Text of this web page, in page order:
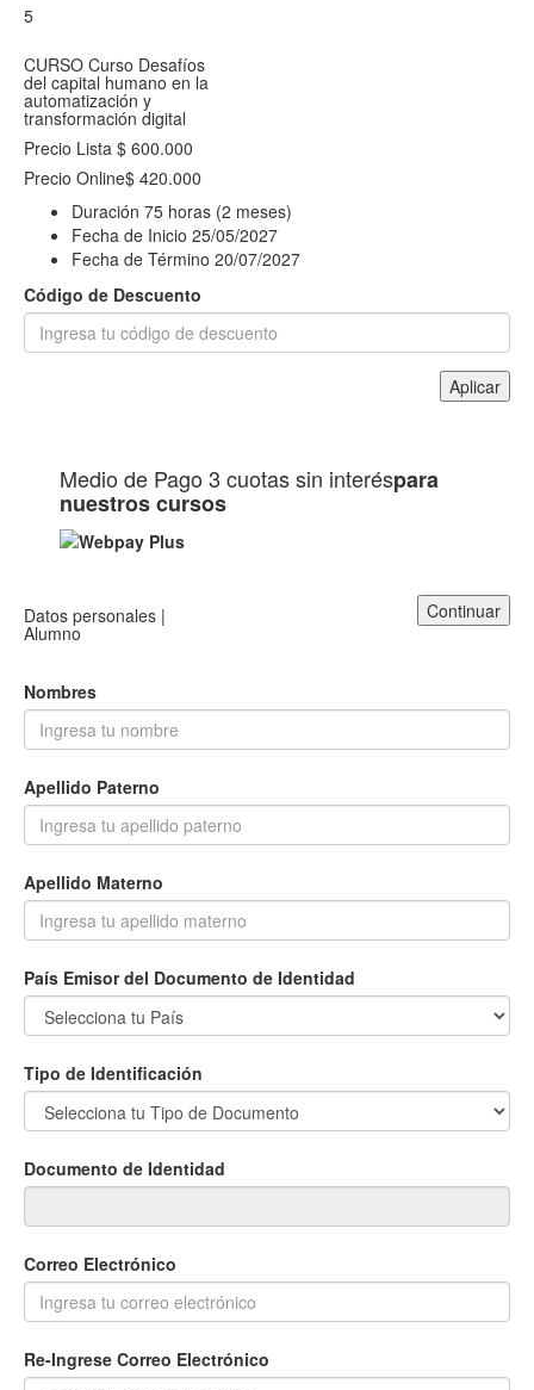
5
CURSO Curso Desafíos
del capital humano en la
automatización y
transformación digital
Precio Lista $ 600.000
Precio Online$ 420.000
Duración 75 horas (2 meses)
Fecha de Inicio 25/05/2027
Fecha de Término 20/07/2027
Código de Descuento
Aplicar
Medio de Pago 3 cuotas sin interéspara
nuestros cursos
Continuar
Datos personales |
Alumno
Nombres
Apellido Paterno
Apellido Materno
País Emisor del Documento de Identidad
Tipo de Identificación
Documento de Identidad
Correo Electrónico
Re-Ingrese Correo Electrónico